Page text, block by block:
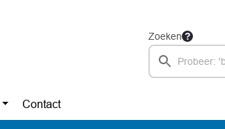
Zoeken
Contact